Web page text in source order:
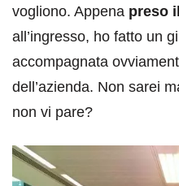
vogliono. Appena preso
all’ingresso, ho fatto un
accompagnata
dell’azienda. Non sarei
non vi pare?